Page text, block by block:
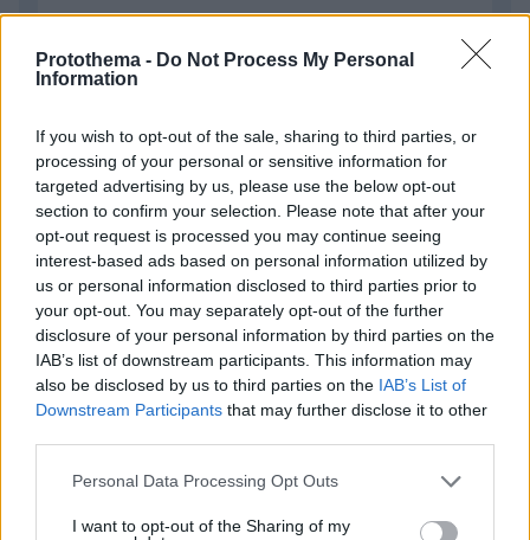
Protothema - Do Not Process My Personal
Information
If you wish to opt-out of the sale, sharing to third parties, or
processing of your personal or sensitive information for
targeted advertising by us, please use the below opt-out
section to confirm your selection. Please note that after your
opt-out request is processed you may continue seeing
interest-based ads based on personal information utilized by
us or personal information disclosed to third parties prior to
your opt-out. You may separately opt-out of the further
disclosure of your personal information by third parties on the
IAB’s list of downstream participants. This information may
also be disclosed by us to third parties on the IAB’s List of
Downstream Participants that may further disclose it to other
Please note that this website/app uses one or more Google
not limited to your visit or usage behaviour. You may click to
Personal Data Processing Opt Outs
I want to opt-out of the Sharing of my
Απομένουν2500χαρακτήρες
* Υποχρεωτικά πεδία
ΡΟΗ ΕΙΔΗΣΕΩΝ